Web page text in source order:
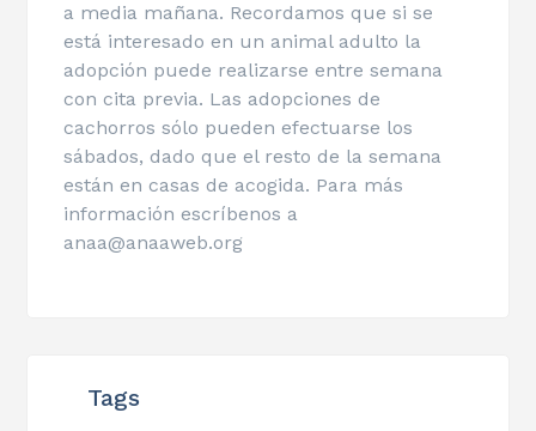
a media mañana. Recordamos que si se
está interesado en un animal adulto la
adopción puede realizarse entre semana
con cita previa. Las adopciones de
cachorros sólo pueden efectuarse los
sábados, dado que el resto de la semana
están en casas de acogida. Para más
información escríbenos a
anaa@anaaweb.org
Tags